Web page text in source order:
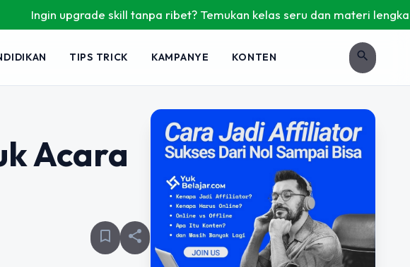
Ingin upgrade skill tanpa ribet? Temukan kelas seru dan materi lengkap
TIPS TRICK KAMPANYE KONTEN search
Acara
bookmark_border share